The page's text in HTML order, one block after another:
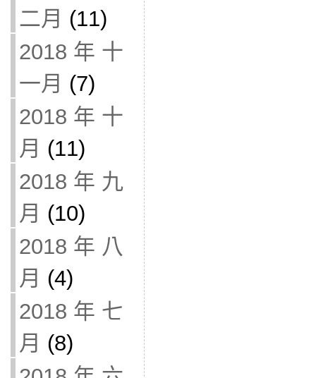
二月 (11)
2018 年 十
一月 (7)
2018 年 十
月 (11)
2018 年 九
月 (10)
2018 年 八
月 (4)
2018 年 七
月 (8)